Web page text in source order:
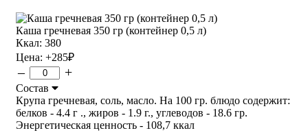
Каша гречневая 350 гр (контейнер 0,5 л)
Ккал: 380
Цена: +285₽
– +
Состав
Крупа гречневая, соль, масло. На 100 гр. блюдо содержит:
белков - 4.4 г ., жиров - 1.9 г., углеводов - 18.6 гр.
Энергетическая ценность - 108,7 ккал